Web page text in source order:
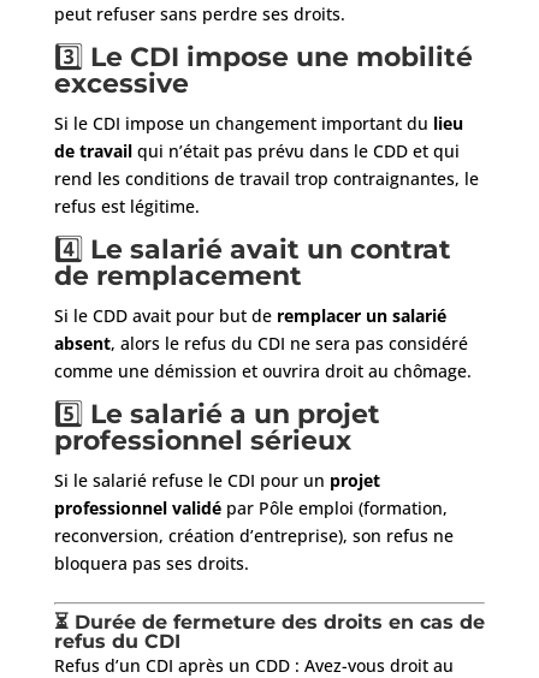
peut refuser sans perdre ses droits.
3️⃣ Le CDI impose une mobilité
excessive
Si le CDI impose un changement important du lieu
de travailqui n’était pas prévu dans le CDD et qui
rend les conditions de travail trop contraignantes, le
refus est légitime.
4️⃣ Le salarié avait un contrat
de remplacement
Si le CDD avait pour but de remplacer un salarié
absent, alors le refus du CDI ne sera pas considéré
comme une démission et ouvrira droit au chômage.
5️⃣ Le salarié a un projet
professionnel sérieux
Si le salarié refuse le CDI pour un projet
professionnel validépar Pôle emploi (formation,
reconversion, création d’entreprise), son refus ne
bloquera pas ses droits.
⏳ Durée de fermeture des droits en cas de
refus du CDI
Refus d’un CDI après un CDD : Avez-vous droit au